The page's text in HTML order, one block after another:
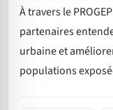
À travers le
partenaires
urbaine et
populations